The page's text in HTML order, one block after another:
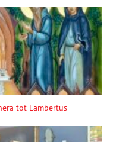
tot Lambertus